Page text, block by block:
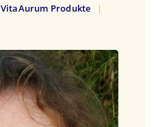
VitaAurum Produkte